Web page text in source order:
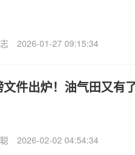
2026-01-27 09:15:34
件出炉！油气田又有
2026-02-02 04:54:34